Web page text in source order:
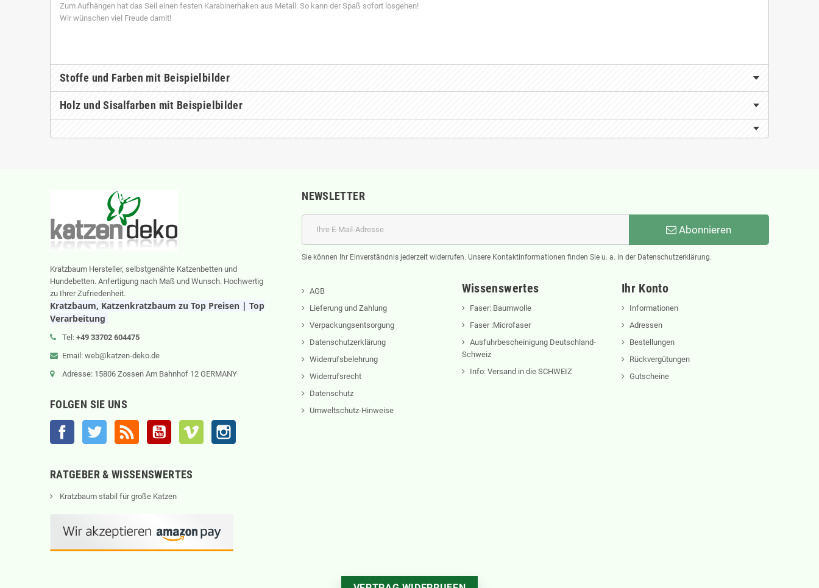
Zum Aufhängen hat das Seil einen festen Karabinerhaken aus Metall. So kann der Spaß sofort losgehen!
Wir wünschen viel Freude damit!
Stoffe und Farben mit Beispielbilder
Holz und Sisalfarben mit Beispielbilder
Kratzbaum Hersteller, selbstgenähte Katzenbetten und
Hundebetten. Anfertigung nach Maß und Wunsch. Hochwertig
zu Ihrer Zufriedenheit.
Kratzbaum, Katzenkratzbaum zu Top Preisen | Top
Verarbeitung
Tel: +49 33702 604475
Email: web@katzen-deko.de
Adresse: 15806 Zossen Am Bahnhof 12 GERMANY
FOLGEN SIE UNS
Facebook Twitter RSS YouTube Vimeo
NEWSLETTER
Abonnieren
Sie können Ihr Einverständnis jederzeit widerrufen. Unsere Kontaktinformationen finden Sie u. a. in der Datenschutzerklärung.
AGB
Lieferung und Zahlung
Verpackungsentsorgung
Datenschutzerklärung
Widerrufsbelehrung
Widerrufsrecht
Datenschutz
Umweltschutz-Hinweise
Wissenswertes
Faser: Baumwolle
Faser :Microfaser
Ausfuhrbescheinigung Deutschland-
Schweiz
Info: Versand in die SCHWEIZ
Ihr Konto
Informationen
Adressen
Bestellungen
Rückvergütungen
Gutscheine
RATGEBER & WISSENSWERTES
Kratzbaum stabil für große Katzen